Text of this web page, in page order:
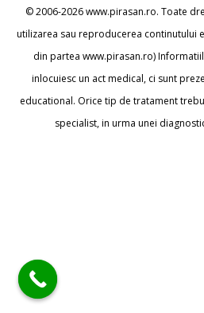
© 2006-2026 www.pirasan.ro. Toate
utilizarea sau reproducerea continutului
din partea www.pirasan.ro)
inlocuiesc un act medical, ci sunt
educational. Orice tip de tratament
specialist, in urma unei